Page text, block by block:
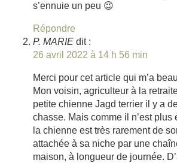
s’ennuie un peu 😉
Répondre
P. MARIE dit :
26 avril 2022 à 14 h 56 min
Merci pour cet article qui m’a
Mon voisin, agriculteur à la
petite chienne Jagd terrier il y a
chasse. Mais comme il n’est plus
la chienne est très rarement de
attachée à sa niche par une
maison, à longueur de journée.